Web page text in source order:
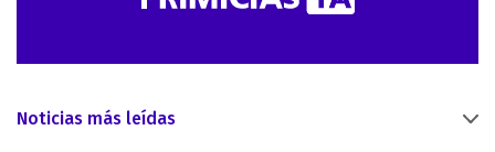
Noticias más leídas